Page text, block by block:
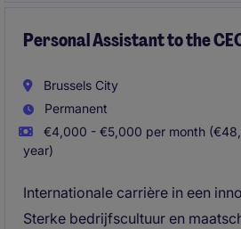
Personal Assistant to the
Brussels City
Permanent
€4,000 - €5,000 per month
year)
Internationale carrière in een
Sterke bedrijfscultuur en